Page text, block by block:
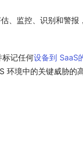
、监控、识别和警
记任何设备到 SaaS
境中的关键威胁的高